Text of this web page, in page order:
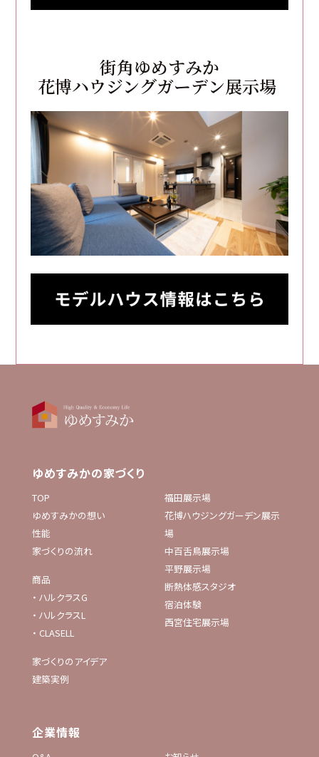
街角ゆめすみか
花博ハウジングガーデン展示場
ゆめすみかの家づくり
TOP
ゆめすみかの想い
性能
家づくりの流れ
商品
・ ハルクラスG
・ ハルクラスL
・ CLASELL
家づくりのアイデア
建築実例
福田展示場
花博ハウジングガーデン展示
場
中百舌鳥展示場
平野展示場
断熱体感スタジオ
宿泊体験
西宮住宅展示場
企業情報